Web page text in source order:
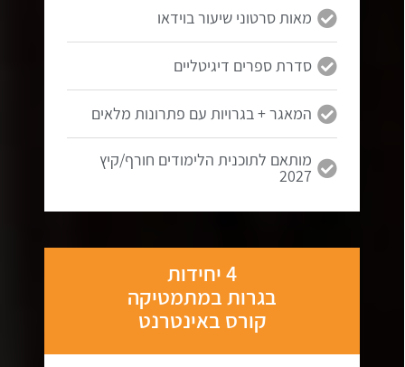
מאות סרטוני שיעור בוידאו
סדרת ספרים דיגיטליים
המאגר + בגרויות עם פתרונות מלאים
מותאם לתוכנית הלימודים חורף/קיץ
2027
4 יחידות
בגרות במתמטיקה
קורס באינטרנט